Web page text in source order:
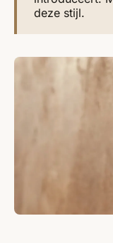
deze stijl.